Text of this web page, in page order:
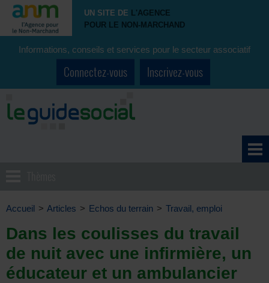
UN SITE DE L'AGENCE
POUR LE NON-MARCHAND
Informations, conseils et services pour le secteur associatif
Connectez-vous Inscrivez-vous
Accueil > Articles > Echos du terrain > Travail, emploi
Dans les coulisses du travail
de nuit avec une infirmière, un
éducateur et un ambulancier